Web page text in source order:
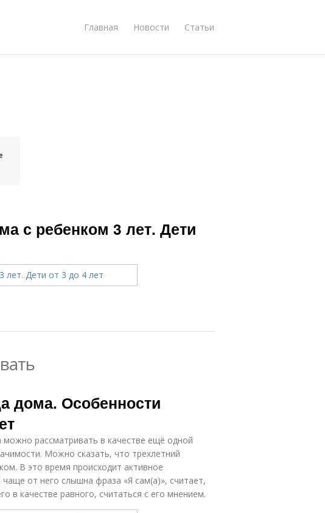
Главная Новости Статьи
с ребенком 3 лет. Дети
дома. Особенности
можно рассматривать в качестве ещё одной
Можно сказать, что трехлетний
В это время происходит активное
от него слышна фраза «Я сам(а)», считает,
качестве равного, считаться с его мнением.